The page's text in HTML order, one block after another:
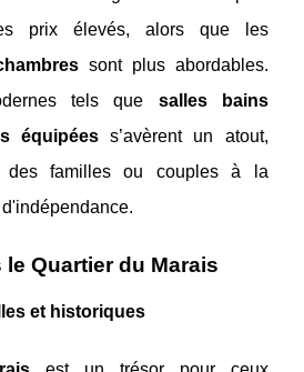
prix élevés, alors que les
sont plus abordables.
tels que salles bains
équipéess’avèrent un atout,
des familles ou couples à la
Quartier du Marais
et historiques